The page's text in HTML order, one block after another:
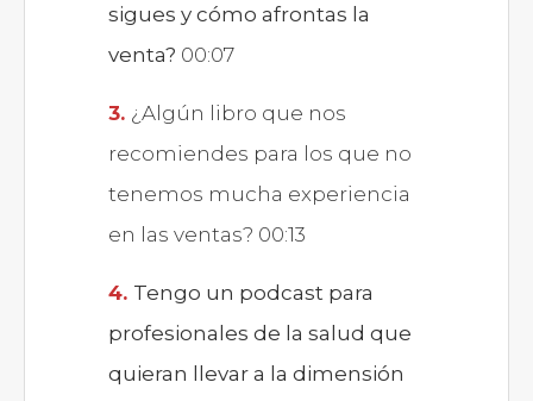
sigues y cómo afrontas la
venta? 00:07
¿Algún libro que nos
recomiendes para los que no
tenemos mucha experiencia
en las ventas? 00:13
Tengo un podcast para
profesionales de la salud que
quieran llevar a la dimensión